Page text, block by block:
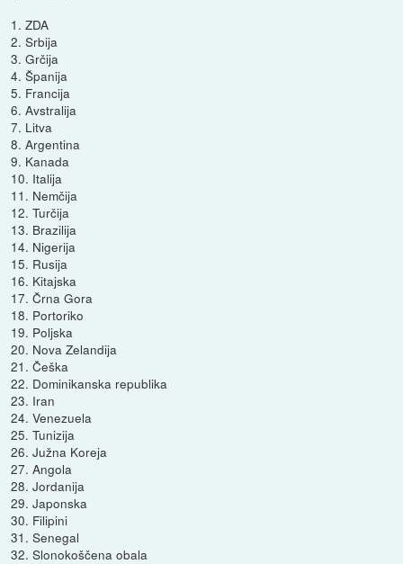
1. ZDA
2. Srbija
3. Grčija
4. Španija
5. Francija
6. Avstralija
7. Litva
8. Argentina
9. Kanada
10. Italija
11. Nemčija
12. Turčija
13. Brazilija
14. Nigerija
15. Rusija
16. Kitajska
17. Črna Gora
18. Portoriko
19. Poljska
20. Nova Zelandija
21. Češka
22. Dominikanska republika
23. Iran
24. Venezuela
25. Tunizija
26. Južna Koreja
27. Angola
28. Jordanija
29. Japonska
30. Filipini
31. Senegal
32. Slonokoščena obala